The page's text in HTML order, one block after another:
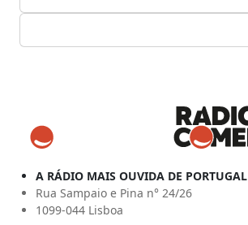
A RÁDIO MAIS OUVIDA DE PORTUGAL
Rua Sampaio e Pina n° 24/26
1099-044 Lisboa